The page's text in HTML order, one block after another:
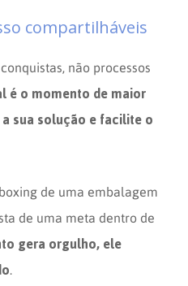
compartilháveis
não processos
é o momento de maior
sua solução e facilite o
de uma embalagem
de uma meta dentro de
gera orgulho, ele